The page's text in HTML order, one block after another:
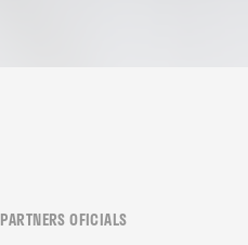
PARTNERS OFICIALS